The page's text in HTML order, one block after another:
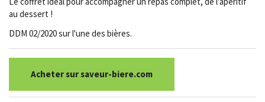
au dessert !
DDM 02/2020 sur l'une des bières.
Acheter sur saveur-biere.com